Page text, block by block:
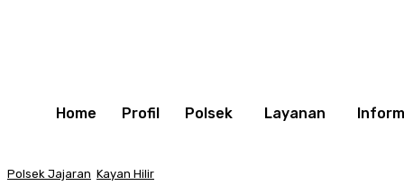
Home Profil Polsek Layanan
Polsek Jajaran Kayan Hilir